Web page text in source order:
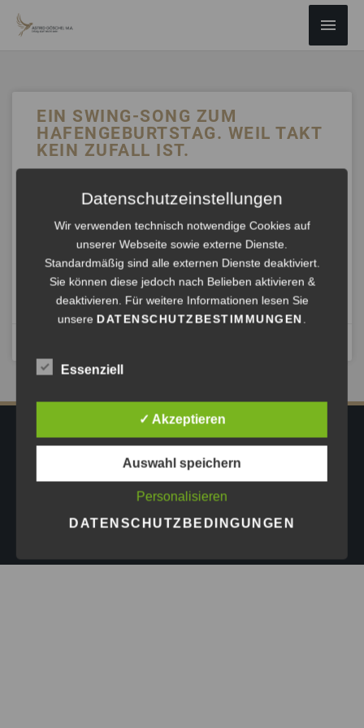
INHALT
EIN SWING-SONG ZUM
HAFENGEBURTSTAG. WEIL TAKT
KEIN ZUFALL IST.
des Tages gibt es einen KI-generierten Swing-Song —
entstanden mit guter Laune und dem festen Willen, dass
Takt und Freude kein Widerspruch zur schnellen
Zielerreichung sind.
ANHÖREN »
IMPRESSUM DATENSCHUTZ
AGB
PRESSE
Astrid Göschel M.A. - Erfolg darf leicht
sein.| Design byASKINGG
Datenschutzeinstellungen
Wir verwenden technisch notwendige Cookies auf
unserer Webseite sowie externe Dienste.
Standardmäßig sind alle externen Dienste deaktiviert.
Sie können diese jedoch nach Belieben aktivieren &
deaktivieren. Für weitere Informationen lesen Sie
unsereDATENSCHUTZBESTIMMUNGEN.
Essenziell
✓ Akzeptieren
Auswahl speichern
Personalisieren
DATENSCHUTZBEDINGUNGEN